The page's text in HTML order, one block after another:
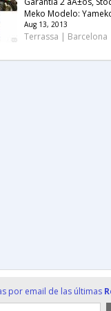
Meko Modelo:
Aug 13, 2013
Terrassa | Barcelona
por email de las últimas